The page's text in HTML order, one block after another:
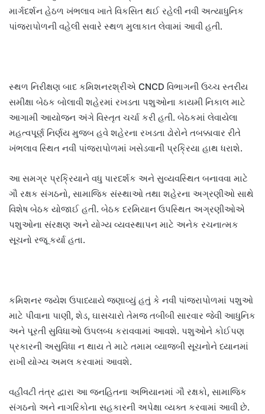
માર્ગદર્શન હેઠળ ખંભલાવ ખાતે વિકસિત થઈ રહેલી નવી અત્યાધુનિક
પાંજરાપોળની વહેલી સવારે સ્થળ મુલાકાત લેવામાં આવી હતી.
સ્થળ નિરીક્ષણ બાદ કમિશનરશ્રીએ CNCD વિભાગની ઉચ્ચ સ્તરીય
સમીક્ષા બેઠક બોલાવી શહેરમાં રખડતા પશુઓના કાયમી નિકાલ માટે
આગામી આયોજન અંગે વિસ્તૃત ચર્ચા કરી હતી. બેઠકમાં લેવાયેલા
મહત્વપૂર્ણ નિર્ણય મુજબ હવે શહેરના રખડતા ઢોરોને તબક્કાવાર રીતે
ખંભલાવ સ્થિત નવી પાંજરાપોળમાં ખસેડવાની પ્રક્રિયા હાથ ધરાશે.
આ સમગ્ર પ્રક્રિયાને વધુ પારદર્શક અને સુવ્યવસ્થિત બનાવવા માટે
ગૌ રક્ષક સંગઠનો, સામાજિક સંસ્થાઓ તથા શહેરના અગ્રણીઓ સાથે
વિશેષ બેઠક યોજાઈ હતી. બેઠક દરમિયાન ઉપસ્થિત અગ્રણીઓએ
પશુઓના સંરક્ષણ અને યોગ્ય વ્યવસ્થાપન માટે અનેક રચનાત્મક
સૂચનો રજૂ કર્યા હતા.
કમિશનર જયેશ ઉપાધ્યાયે જણાવ્યું હતું કે નવી પાંજરાપોળમાં પશુઓ
માટે પીવાના પાણી, શેડ, ઘાસચારો તેમજ તબીબી સારવાર જેવી આધુનિક
અને પૂરતી સુવિધાઓ ઉપલબ્ધ કરાવવામાં આવશે. પશુઓને કોઈપણ
પ્રકારની અસુવિધા ન થાય તે માટે તમામ વ્યાજબી સૂચનોને ધ્યાનમાં
રાખી યોગ્ય અમલ કરવામાં આવશે.
વહીવટી તંત્ર દ્વારા આ જનહિતના અભિયાનમાં ગૌ રક્ષકો, સામાજિક
સંગઠનો અને નાગરિકોના સહકારની અપેક્ષા વ્યક્ત કરવામાં આવી છે.